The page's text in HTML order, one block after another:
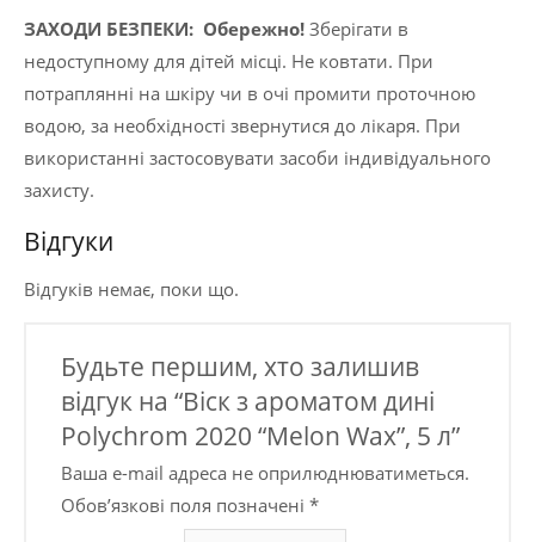
ЗАХОДИ БЕЗПЕКИ: Обережно! Зберігати в
недоступному для дітей місці. Не ковтати. При
потраплянні на шкіру чи в очі промити проточною
водою, за необхідності звернутися до лікаря. При
використанні застосовувати засоби індивідуального
захисту.
Відгуки
Відгуків немає, поки що.
Будьте першим, хто залишив
відгук на “Віск з ароматом дині
Polychrom 2020 “Melon Wax”, 5 л”
Ваша e-mail адреса не оприлюднюватиметься.
Обов’язкові поля позначені*